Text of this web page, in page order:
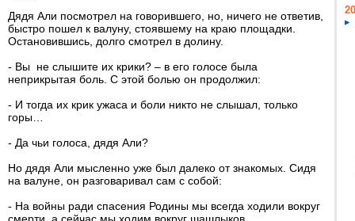
Дядя Али посмотрел на говорившего, но, ничего не ответив,
быстро пошел к валуну, стоявшему на краю площадки.
Остановившись, долго смотрел в долину.
- Вы не слышите их крики? – в его голосе была
неприкрытая боль. С этой болью он продолжил:
- И тогда их крик ужаса и боли никто не слышал, только
горы…
- Да чьи голоса, дядя Али?
Но дядя Али мысленно уже был далеко от знакомых. Сидя
на валуне, он разговаривал сам с собой:
- На войны ради спасения Родины мы всегда ходили вокруг